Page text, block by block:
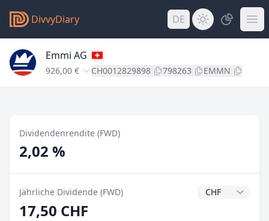
DivvyDiary DE
Emmi AG
926,00 € CH0012829898 798263 EMMN
Dividendenrendite (FWD)
2,02 %
Jährliche Dividende (FWD)
17,50 CHF